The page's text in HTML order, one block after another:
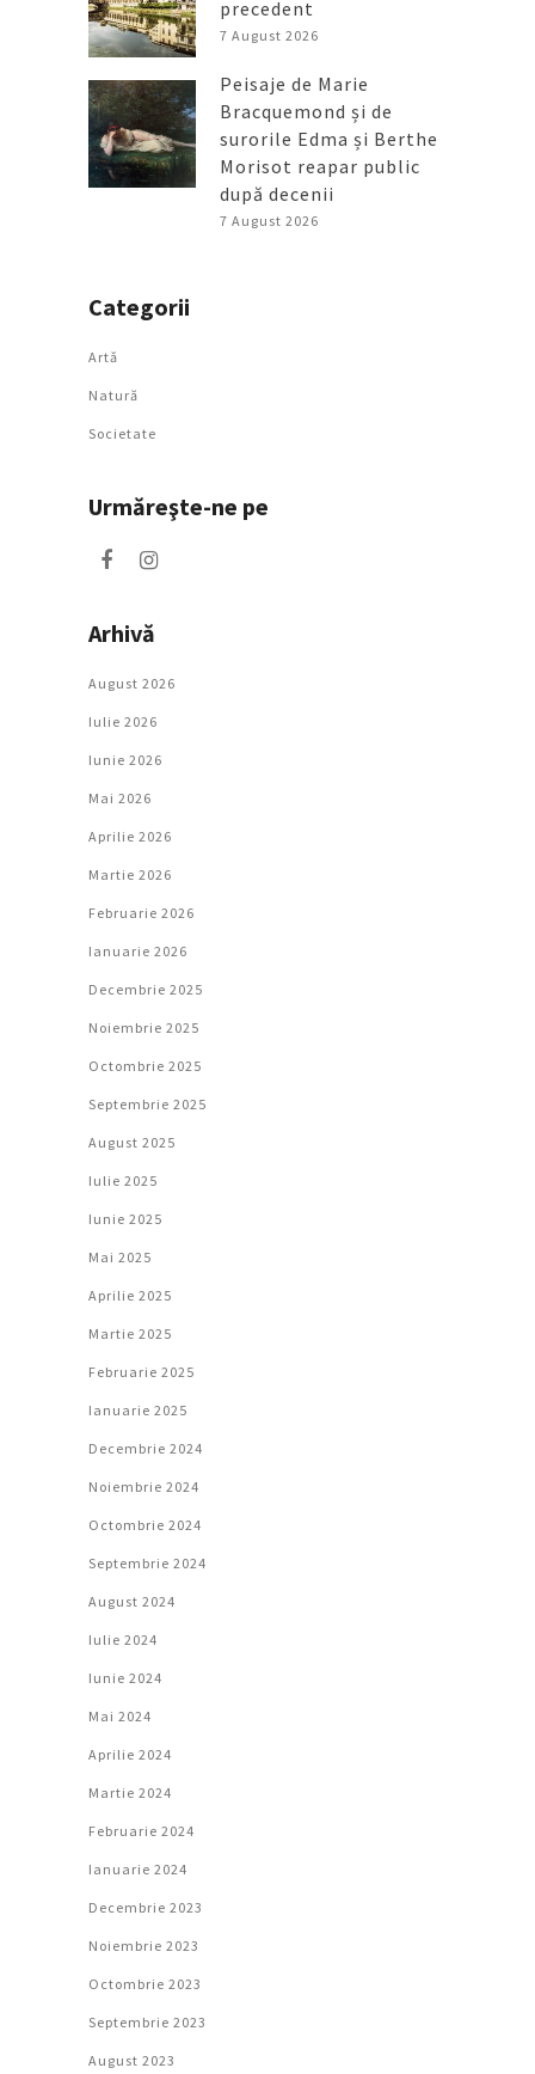
precedent
7 August 2026
Peisaje de Marie
Bracquemond și de
surorile Edma și Berthe
Morisot reapar public
după decenii
7 August 2026
Categorii
Artǎ
Natură
Societate
Urmăreşte-ne pe
Arhivă
August 2026
Iulie 2026
Iunie 2026
Mai 2026
Aprilie 2026
Martie 2026
Februarie 2026
Ianuarie 2026
Decembrie 2025
Noiembrie 2025
Octombrie 2025
Septembrie 2025
August 2025
Iulie 2025
Iunie 2025
Mai 2025
Aprilie 2025
Martie 2025
Februarie 2025
Ianuarie 2025
Decembrie 2024
Noiembrie 2024
Octombrie 2024
Septembrie 2024
August 2024
Iulie 2024
Iunie 2024
Mai 2024
Aprilie 2024
Martie 2024
Februarie 2024
Ianuarie 2024
Decembrie 2023
Noiembrie 2023
Octombrie 2023
Septembrie 2023
August 2023